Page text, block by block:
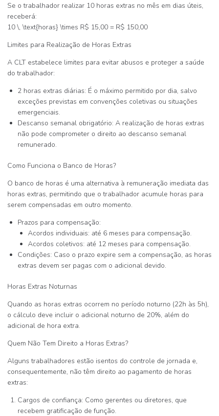
Se o trabalhador realizar 10 horas extras no mês em dias úteis,
receberá:
10 \, \text{horas} \times R$ 15,00 = R$ 150,00
Limites para Realização de Horas Extras
A CLT estabelece limites para evitar abusos e proteger a saúde
do trabalhador:
2 horas extras diárias: É o máximo permitido por dia, salvo
exceções previstas em convenções coletivas ou situações
emergenciais.
Descanso semanal obrigatório: A realização de horas extras
não pode comprometer o direito ao descanso semanal
remunerado.
Como Funciona o Banco de Horas?
O banco de horas é uma alternativa à remuneração imediata das
horas extras, permitindo que o trabalhador acumule horas para
serem compensadas em outro momento.
Prazos para compensação:
Acordos individuais: até 6 meses para compensação.
Acordos coletivos: até 12 meses para compensação.
Condições: Caso o prazo expire sem a compensação, as horas
extras devem ser pagas com o adicional devido.
Horas Extras Noturnas
Quando as horas extras ocorrem no período noturno (22h às 5h),
o cálculo deve incluir o adicional noturno de 20%, além do
adicional de hora extra.
Quem Não Tem Direito a Horas Extras?
Alguns trabalhadores estão isentos do controle de jornada e,
consequentemente, não têm direito ao pagamento de horas
extras:
Cargos de confiança: Como gerentes ou diretores, que
recebem gratificação de função.